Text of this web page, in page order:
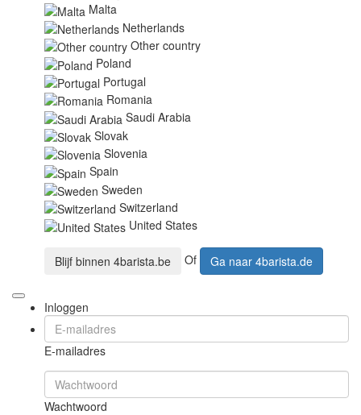
Malta
Netherlands
Other country
Poland
Portugal
Romania
Saudi Arabia
Slovak
Slovenia
Spain
Sweden
Switzerland
United States
Blijf binnen 4barista.be Of Ga naar 4barista.de
Inloggen
E-mailadres
Wachtwoord